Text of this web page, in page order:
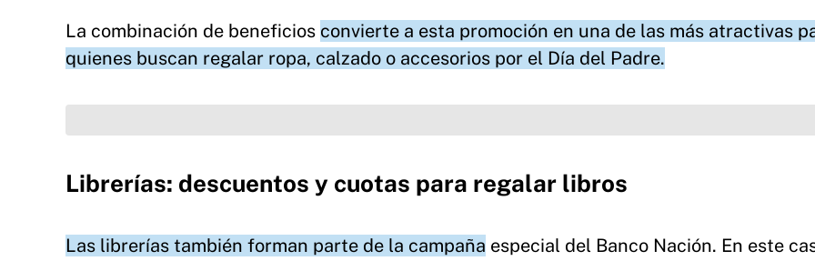
La combinación de beneficios convierte a esta promoción en una de las más atractivas
quienes buscan regalar ropa, calzado o accesorios por el Día del Padre.
Librerías: descuentos y cuotas para regalar libros
Las librerías también forman parte de la campaña especial del Banco Nación. En este